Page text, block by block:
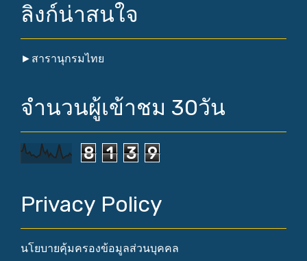
ลิงก์น่าสนใจ
► สารานุกรมไทย
จำนวนผู้เข้าชม 30วัน
8 1 3 9
Privacy Policy
นโยบายคุ้มครองข้อมูลส่วนบุคคล